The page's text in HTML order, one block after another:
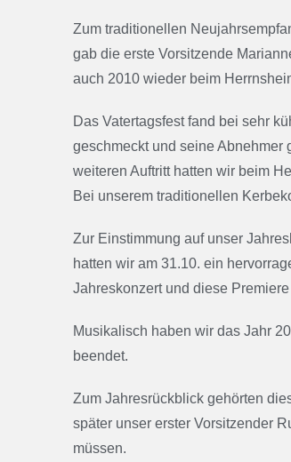
Zum traditionellen
gab die erste Vorsitzende
auch 2010 wieder beim
Das Vatertagsfest fand bei sehr
geschmeckt und seine
weiteren Auftritt hatten wir beim
Bei unserem traditionellen
Zur Einstimmung auf unser
hatten wir am 31.10. ein
Jahreskonzert und diese
Musikalisch haben wir das Jahr
beendet.
Zum Jahresrückblick gehörten
später unser erster Vorsitzender
müssen.